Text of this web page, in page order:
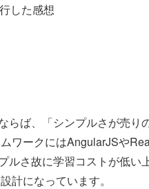
した感想
らば、「シンプルさが売り
ワークにはAngularJSや
ルさ故に学習コストが低い
計になっています。